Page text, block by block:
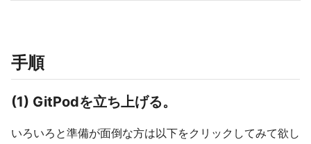
手順
(1) GitPodを立ち上げる。
いろいろと準備が面倒な方は以下をクリックしてみて欲し